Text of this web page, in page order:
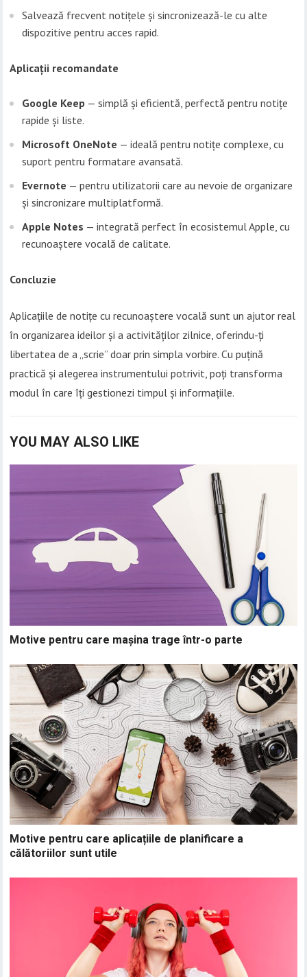
Salvează frecvent notițele și sincronizează-le cu alte
dispozitive pentru acces rapid.
Aplicații recomandate
Google Keep — simplă și eficientă, perfectă pentru notițe
rapide și liste.
Microsoft OneNote — ideală pentru notițe complexe, cu
suport pentru formatare avansată.
Evernote — pentru utilizatorii care au nevoie de organizare
și sincronizare multiplatformă.
Apple Notes — integrată perfect în ecosistemul Apple, cu
recunoaștere vocală de calitate.
Concluzie
Aplicațiile de notițe cu recunoaștere vocală sunt un ajutor real
în organizarea ideilor și a activităților zilnice, oferindu-ți
libertatea de a „scrie” doar prin simpla vorbire. Cu puțină
practică și alegerea instrumentului potrivit, poți transforma
modul în care îți gestionezi timpul și informațiile.
YOU MAY ALSO LIKE
Motive pentru care mașina trage într-o parte
Motive pentru care aplicațiile de planificare a
călătoriilor sunt utile